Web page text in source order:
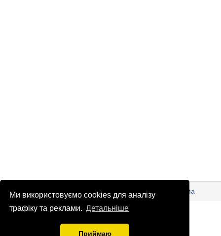
Ми використовуємо cookies для аналізу
трафіку та реклами. Детальніше
Приймаю
© Патріоти України 2026 Правова інформація
Реклама
info@patrioty.org.ua